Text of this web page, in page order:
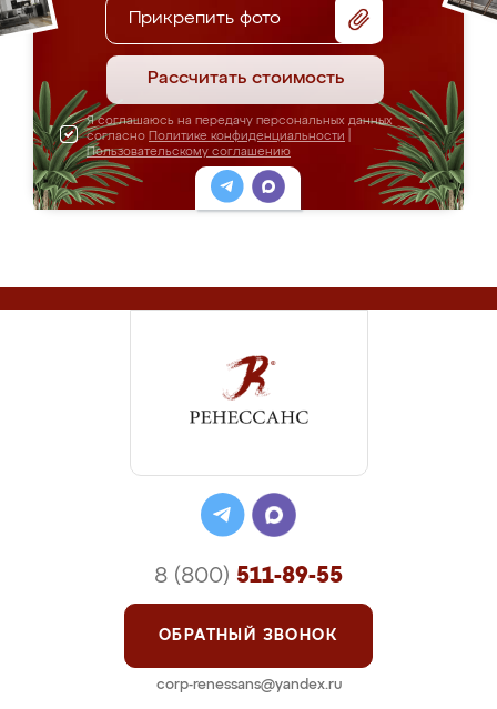
Прикрепить фото
Рассчитать стоимость
Я соглашаюсь на передачу персональных данных
согласно Политике конфиденциальности
Пользовательскому соглашению
8 (800) 511-89-55
ОБРАТНЫЙ ЗВОНОК
corp-renessans@yandex.ru